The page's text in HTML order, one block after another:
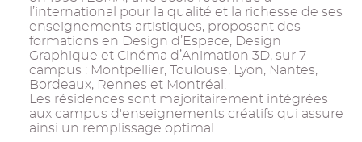
l’international pour la qualité et la richesse de ses
enseignements artistiques, proposant des
formations en Design d’Espace, Design
Graphique et Cinéma d’Animation 3D, sur 7
campus : Montpellier, Toulouse, Lyon, Nantes,
Bordeaux, Rennes et Montréal.
Les résidences sont majoritairement intégrées
aux campus d'enseignements créatifs qui assure
ainsi un remplissage optimal.